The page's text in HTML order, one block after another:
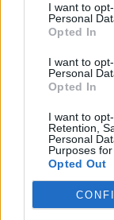
I want to
Personal
Opted In
I want to
Personal
Opted In
I want to
Retention,
Personal
Purposes
Opted Out